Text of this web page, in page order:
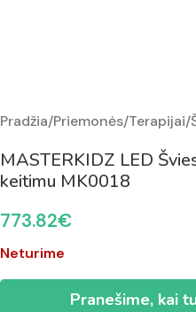
Pradžia/Priemonės/Terapijai/
MASTERKIDZ LED
keitimu MK0018
773.82€
Neturime
Pranešime, kai